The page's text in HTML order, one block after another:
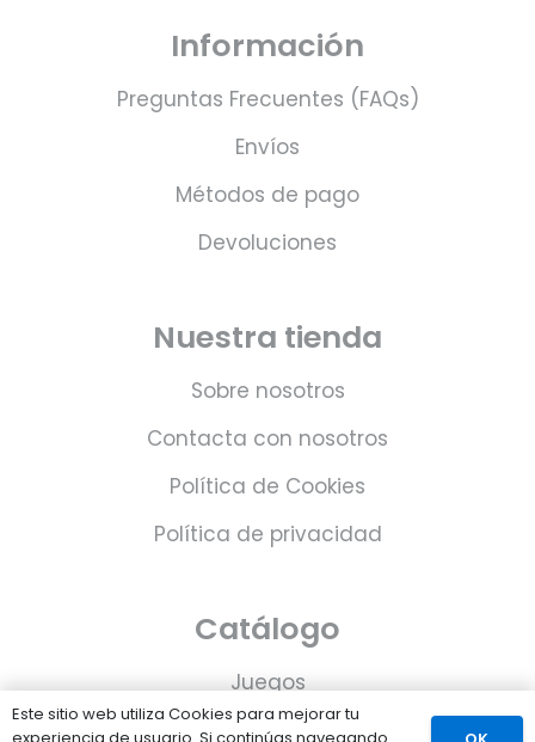
Información
Preguntas Frecuentes (FAQs)
Envíos
Métodos de pago
Devoluciones
Nuestra tienda
Sobre nosotros
Contacta con nosotros
Política de Cookies
Política de privacidad
Catálogo
Juegos
Consolas
Este sitio web utiliza Cookies para mejorar tu